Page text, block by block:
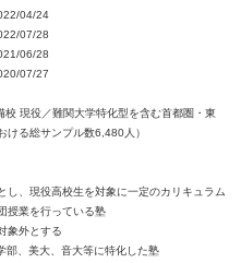
04/24
07/28
06/28
07/27
校 現役／難関大学特化型を含む首都圏・東
ける総サンプル数6,480人）
し、現役高校生を対象に一定のカリキュラム
授業を行っている塾
象外とする
部、美大、音大等に特化した塾